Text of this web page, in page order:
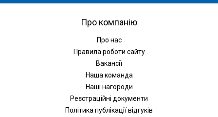
Про компанію
Про нас
Правила роботи сайту
Вакансії
Наша команда
Наші нагороди
Реєстраційні документи
Політика публікації відгуків